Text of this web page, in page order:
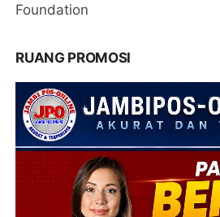
Foundation
RUANG PROMOSI